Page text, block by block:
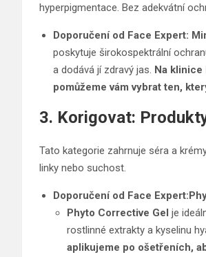
hyperpigmentace. Bez adekvátní
Doporučení od Face Expert:
poskytuje širokospektrální
a dodává jí zdravý jas. Na klinice
pomůžeme vám vybrat ten,
3. Korigovat:
Tato kategorie zahrnuje séra a
linky nebo suchost.
Doporučení od Face Expert:
Phyto Corrective Gel je
rostlinné extrakty a kyselinu
aplikujeme po ošetřeních,